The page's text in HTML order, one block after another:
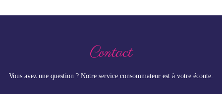
Contact
Vous avez une question ? Notre service consommateur est à votre écoute.